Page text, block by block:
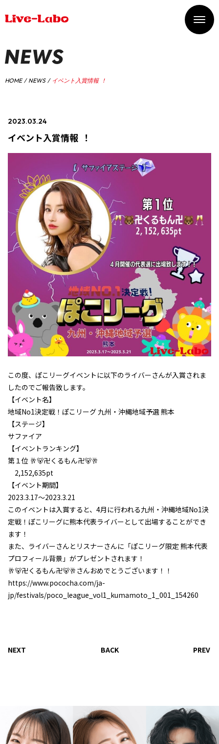
HOME NEWS イベント入賞情報 ！
2023.03.24
イベント入賞情報 ！
この度、ぽこリーグイベントに以下のライバーさんが入賞されま
したのでご報告致します。
【イベント名】
地域No1決定戦！ぽこリーグ 九州・沖縄地域予選 熊本
【ステージ】
サファイア
【イベントランキング】
第１位 🥂🐻卍くるもん卍🐻🥂
2,152,635pt
【イベント期間】
2023.3.17〜2023.3.21
このイベントは入賞すると、4月に行われる九州・沖縄地域No1決
定戦！ぽこリーグに熊本代表ライバーとして出場することができ
ます！
また、ライバーさんとリスナーさんに「ぽこリーグ限定 熊本代表
プロフィール背景」がプレゼントされます！
🥂🐻卍くるもん卍🐻🥂さんおめでとうございます！！
https://www.pococha.com/ja-
jp/festivals/poco_league_vol1_kumamoto_1_001_154260
NEXT BACK PREV